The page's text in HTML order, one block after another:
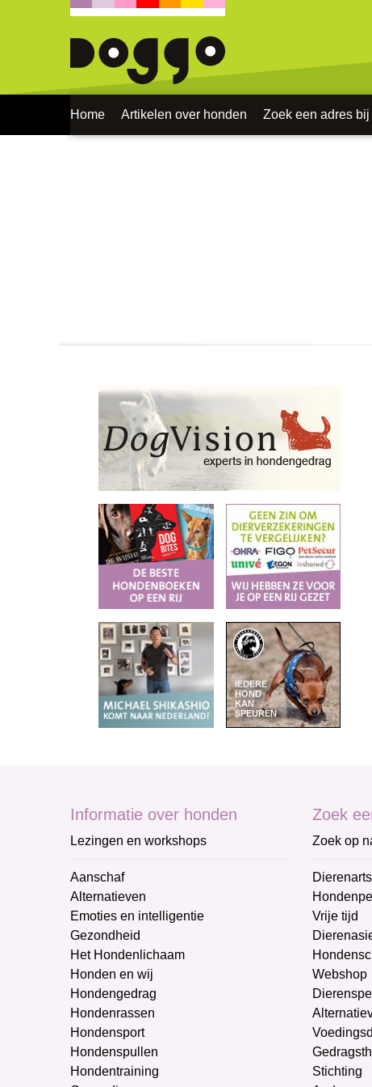
Home Artikelen over honden Zoek een adres
Informatie over honden
Lezingen en workshops
Aanschaf
Alternatieven
Emoties en intelligentie
Gezondheid
Het Hondenlichaam
Honden en wij
Hondengedrag
Hondenrassen
Hondensport
Hondenspullen
Hondentraining
Zoek
Zoek op
Vrije tijd
Webshop
Stichting